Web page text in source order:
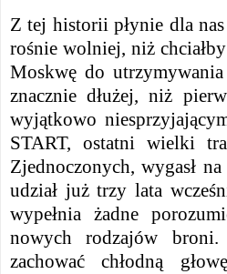
Z tej historii płynie dla
rośnie wolniej, niż
Moskwę do
znacznie dłużej, niż
wyjątkowo
START, ostatni wielki
Zjednoczonych, wygasł
udział już trzy lata
wypełnia żadne
nowych rodzajów
zachować chłodną